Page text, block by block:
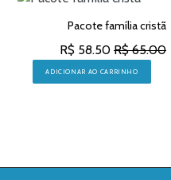
Pacote família cristã
R$ 58.50 R$ 65.00
ADICIONAR AO CARRINHO